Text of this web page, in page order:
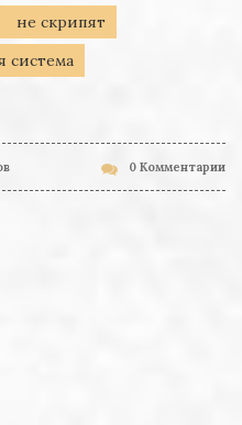
не скрипят
система
0 Комментарии